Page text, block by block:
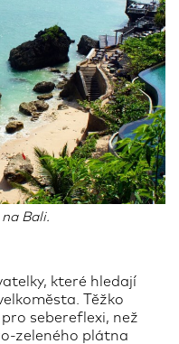
Bali.
které hledají
Těžko
sebereflexi, než
zeleného plátna